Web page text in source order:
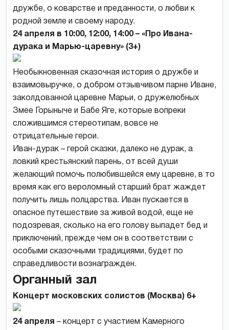
дружбе, о коварстве и преданности, о любви к
родной земле и своему народу.
24 апреля в 10:00, 12:00, 14:00 – «Про Ивана-
дурака и Марью-царевну» (3+)
Необыкновенная сказочная история о дружбе и
взаимовыручке, о добром отзывчивом парне Иване,
заколдованной царевне Марьи, о дружелюбных
Змее Горыныче и Бабе Яге, которые вопреки
сложившимся стереотипам, вовсе не
отрицательные герои.
Иван-дурак – герой сказки, далеко не дурак, а
ловкий крестьянский парень, от всей души
желающий помочь полюбившейся ему царевне, в то
время как его вероломный старший брат жаждет
получить лишь полцарства. Иван пускается в
опасное путешествие за живой водой, еще не
подозревая, сколько на его голову выпадет бед и
приключений, прежде чем он в соответствии с
особыми сказочными традициями, будет по
справедливости вознагражден.
Органный зал
Концерт московских солистов (Москва) 6+
24 апреля – концерт с участием Камерного